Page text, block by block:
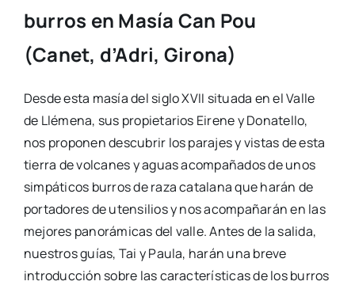
burros en Masía Can Pou
(Canet, d’Adri, Girona)
Desde esta masía del siglo XVII situada en el Valle
de Llémena, sus propietarios Eirene y Donatello,
nos proponen descubrir los parajes y vistas de esta
tierra de volcanes y aguas acompañados de unos
simpáticos burros de raza catalana que harán de
portadores de utensilios y nos acompañarán en las
mejores panorámicas del valle. Antes de la salida,
nuestros guías, Tai y Paula, harán una breve
introducción sobre las características de los burros